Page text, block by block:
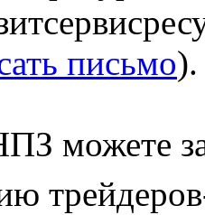
письмо
можете